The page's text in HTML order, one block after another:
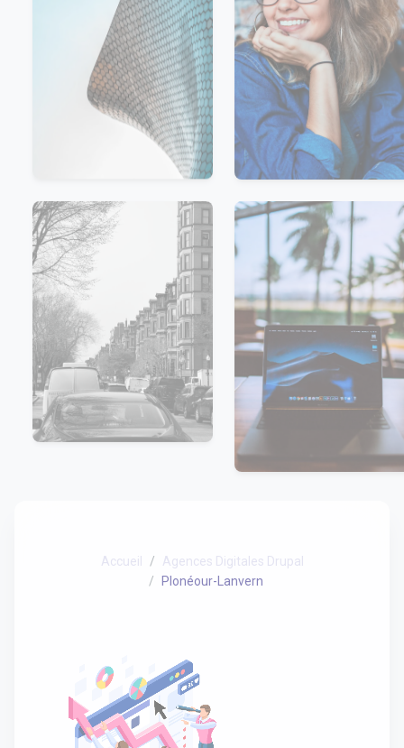
Accueil
Agences Digitales Drupal
Plonéour-Lanvern